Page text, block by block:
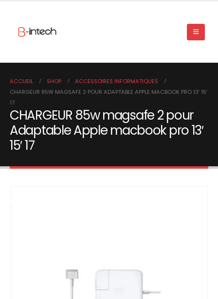
ACCUEIL SHOP
ACCESSOIRES INFORMATIQUES
CHARGEUR 85W MAGSAFE 2 POUR ADAPTABLE APPLE MACBOOK PRO 13′ 15′
17
CHARGEUR 85w magsafe 2 pour
Adaptable Apple macbook pro 13′
15′ 17